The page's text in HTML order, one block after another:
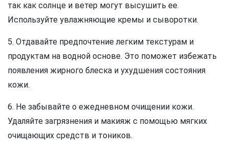
так как солнце и ветер могут высушить ее.
Используйте увлажняющие кремы и сыворотки.
5. Отдавайте предпочтение легким текстурам и
продуктам на водной основе. Это поможет избежать
появления жирного блеска и ухудшения состояния
кожи.
6. Не забывайте о ежедневном очищении кожи.
Удаляйте загрязнения и макияж с помощью мягких
очищающих средств и тоников.